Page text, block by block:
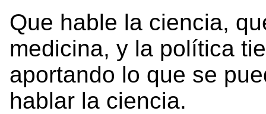
Que hable la ciencia,
medicina, y la política
aportando lo que se
hablar la ciencia.